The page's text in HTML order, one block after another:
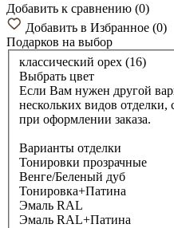
Добавить к сравнению (0)
Добавить в Избранное (0)
Подарков на выбор
классический орех (16)
Выбрать цвет
Если Вам нужен другой
нескольких видов
при оформлении заказа.
Варианты отделки
Тонировки прозрачные
Венге/Беленый дуб
Тонировка+Патина
Эмаль RAL
Эмаль RAL+Патина